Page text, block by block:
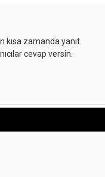
kısa zamanda yanıt
cevap versin.